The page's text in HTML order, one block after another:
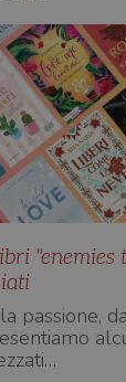
"enemies
passione,